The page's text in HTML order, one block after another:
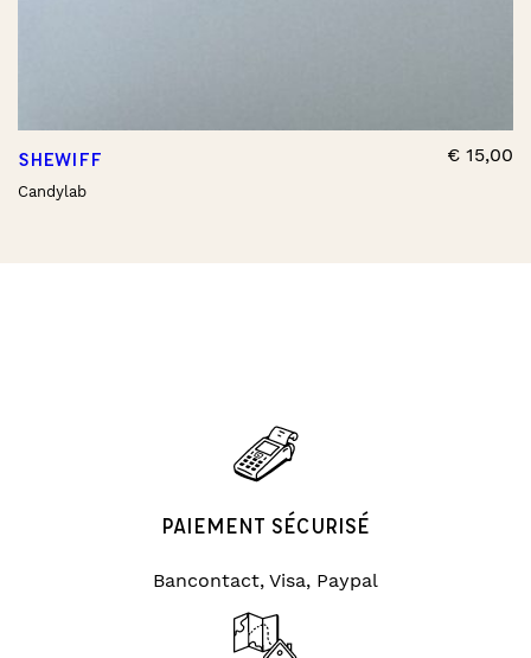
SHEWIFF
Candylab
€ 15,00
PAIEMENT SÉCURISÉ
Bancontact, Visa, Paypal